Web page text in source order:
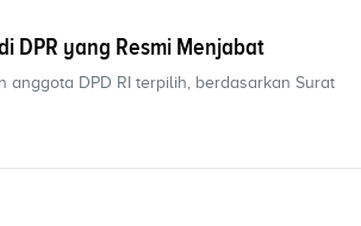
DPR yang Resmi Menjabat
anggota DPD RI terpilih, berdasarkan Surat